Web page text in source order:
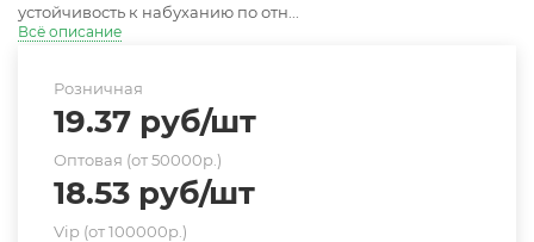
устойчивость к набуханию по отн...
Всё описание
Розничная
19.37 руб/шт
Оптовая (от 50000р.)
18.53 руб/шт
Vip (от 100000р.)